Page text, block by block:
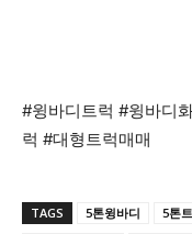
#윙바디트럭 #윙바디
럭 #대형트럭매매
TAGS 5톤윙바디 5톤